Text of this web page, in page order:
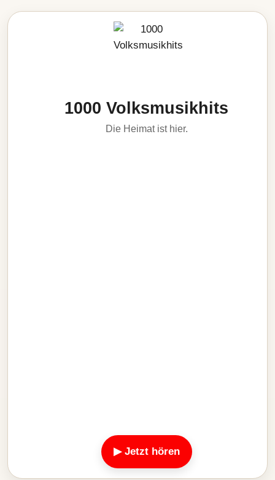
1000 Volksmusikhits
Die Heimat ist hier.
▶ Jetzt hören